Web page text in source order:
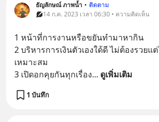
ธัญลักษณ์ ภาพน้ำ • ติดตาม
14 ก.ค. 2023 เวลา 06:30 • ความคิดเห็น
1 หน้าที่การงานหรือขยันทำมาหากิน
2 บริหารการเงินตัวเองใด้ดี ไม่ต้องรวยแ
เหมาะสม
3 เปิดอกคุยกันทุกเรื่อง... ดูเพิ่มเติม
1 บันทึก